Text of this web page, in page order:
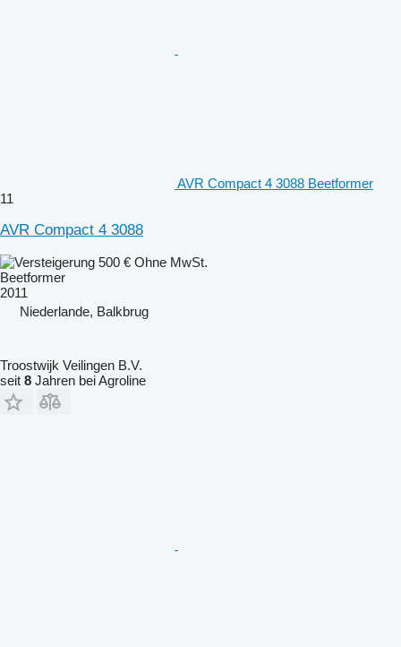
AVR Compact 4 3088 Beetformer
11
AVR Compact 4 3088
500 € Ohne MwSt.
Beetformer
2011
Niederlande, Balkbrug
Troostwijk Veilingen B.V.
seit 8 Jahren bei Agroline